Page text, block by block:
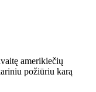
amerikiečių
požiūriu karą